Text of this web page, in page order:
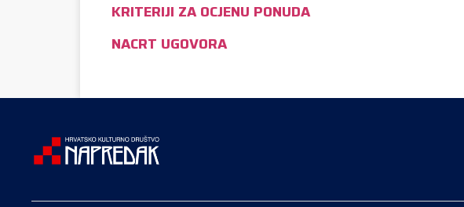
KRITERIJI ZA OCJENU PONUDA
NACRT UGOVORA